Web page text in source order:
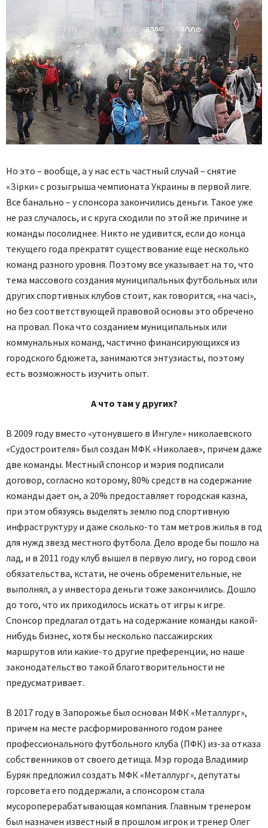
Но это – вообще, а у нас есть частный случай – снятие
«Зірки» с розыгрыша чемпионата Украины в первой лиге.
Все банально – у спонсора закончились деньги. Такое уже
не раз случалось, и с круга сходили по этой же причине и
команды посолиднее. Никто не удивится, если до конца
текущего года прекратят существование еще несколько
команд разного уровня. Поэтому все указывает на то, что
тема массового создания муниципальных футбольных или
других спортивных клубов стоит, как говорится, «на часі»,
но без соответствующей правовой основы это обречено
на провал. Пока что созданием муниципальных или
коммунальных команд, частично финансирующихся из
городского бдюжета, занимаются энтузиасты, поэтому
есть возможность изучить опыт.
А что там у других?
В 2009 году вместо «утонувшего в Ингуле» николаевского
«Судостроителя» был создан МФК «Николаев», причем даже
две команды. Местный спонсор и мэрия подписали
договор, согласно которому, 80% средств на содержание
команды дает он, а 20% предоставляет городская казна,
при этом обязуясь выделять землю под спортивную
инфраструктуру и даже сколько-то там метров жилья в год
для нужд звезд местного футбола. Дело вроде бы пошло на
лад, и в 2011 году клуб вышел в первую лигу, но город свои
обязательства, кстати, не очень обременительные, не
выполнял, а у инвестора деньги тоже закончились. Дошло
до того, что их приходилось искать от игры к игре.
Спонсор предлагал отдать на содержание команды какой-
нибудь бизнес, хотя бы несколько пассажирских
маршрутов или какие-то другие преференции, но наше
законодательство такой благотворительности не
предусматривает.
В 2017 году в Запорожье был основан МФК «Металлург»,
причем на месте расформированного годом ранее
профессионального футбольного клуба (ПФК) из-за отказа
собственников от своего детища. Мэр города Владимир
Буряк предложил создать МФК «Металлург», депутаты
горсовета его поддержали, а спонсором стала
мусороперерабатывающая компания. Главным тренером
был назначен известный в прошлом игрок и тренер Олег